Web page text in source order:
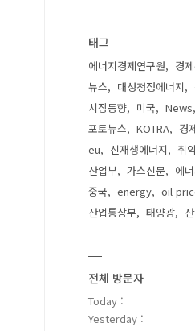
태그
에너지경제연구원 경
뉴스
대성청정에너지
시장동향
미국 News
포토뉴스
KOTRA 경
eu
신재생에너지 취
산업부
가스신문 에
중국
energy oil
산업통상부
태양광
전체 방문자
Today :
Yesterday :